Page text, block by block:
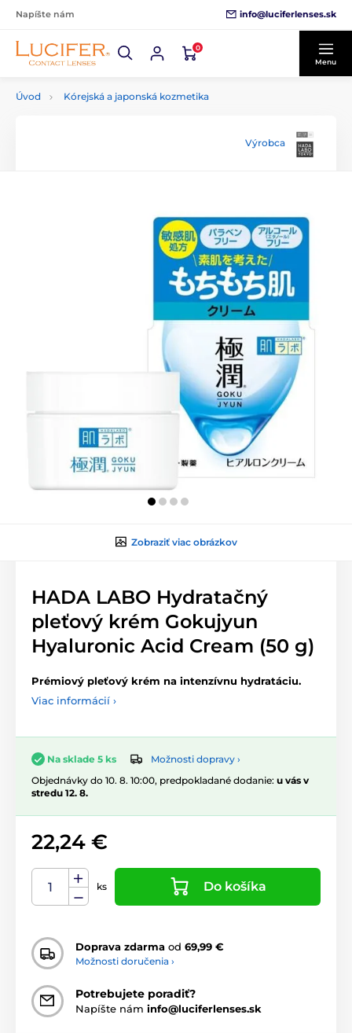
Napíšte nám info@luciferlenses.sk
0
Menu
Úvod Kórejská a japonská kozmetika
Výrobca
Zobraziť viac obrázkov
HADA LABO Hydratačný
pleťový krém Gokujyun
Hyaluronic Acid Cream (50 g)
Prémiový pleťový krém na intenzívnu hydratáciu.
Viac informácií ›
Na sklade 5 ks
Možnosti dopravy ›
Objednávky do 10. 8. 10:00, predpokladané dodanie: u vás v
stredu 12. 8.
22,24 €
ks Do košíka
Doprava zdarma od 69,99 €
Možnosti doručenia ›
Potrebujete poradiť?
Napíšte nám info@luciferlenses.sk